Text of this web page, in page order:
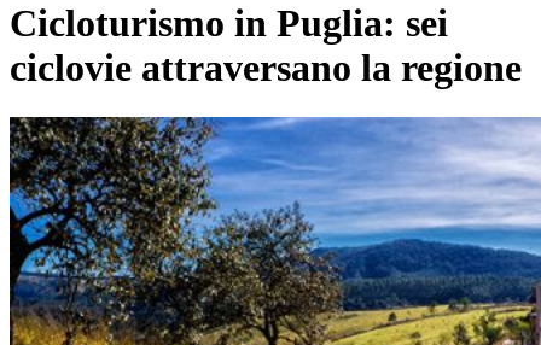
Cicloturismo in Puglia: sei
ciclovie attraversano la regione